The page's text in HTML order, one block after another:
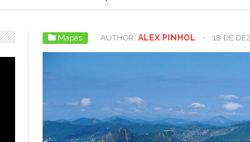
Mapas AUTHOR: ALEX PINHOL - 18 DE